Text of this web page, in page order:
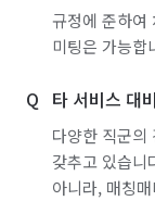
규정에 준하여
미팅은 가능합
타 서비스 대
다양한 직군의
갖추고 있습니
아니라, 매칭